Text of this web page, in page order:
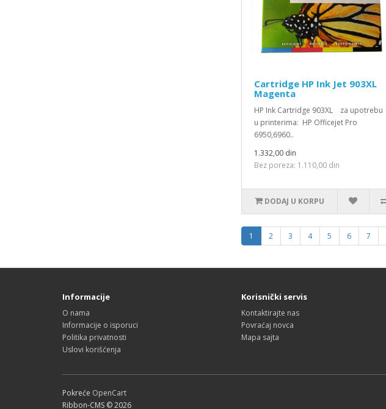
Cartridge HP Ink Jet 903XL
Magenta
HP Ink Cartridge 903XL za upotrebu
u printerima: HP Officejet Pro
6950,6960..
1.332,00 din
Bez poreza: 1.110,00 din
DODAJ U KORPU
1 2 3 4 5 6 7
Informacije
O nama
Informacije o isporuci
Politika privatnosti
Uslovi korišćenja
Korisnički servis
Kontaktirajte nas
Povraćaj novca
Mapa sajta
Pokreće OpenCart
Ribbon-CMS © 2026